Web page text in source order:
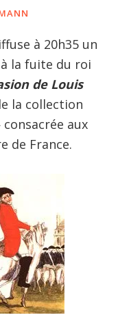
à 20h35 un
la fuite du roi
de Louis
la collection
aux
de France.